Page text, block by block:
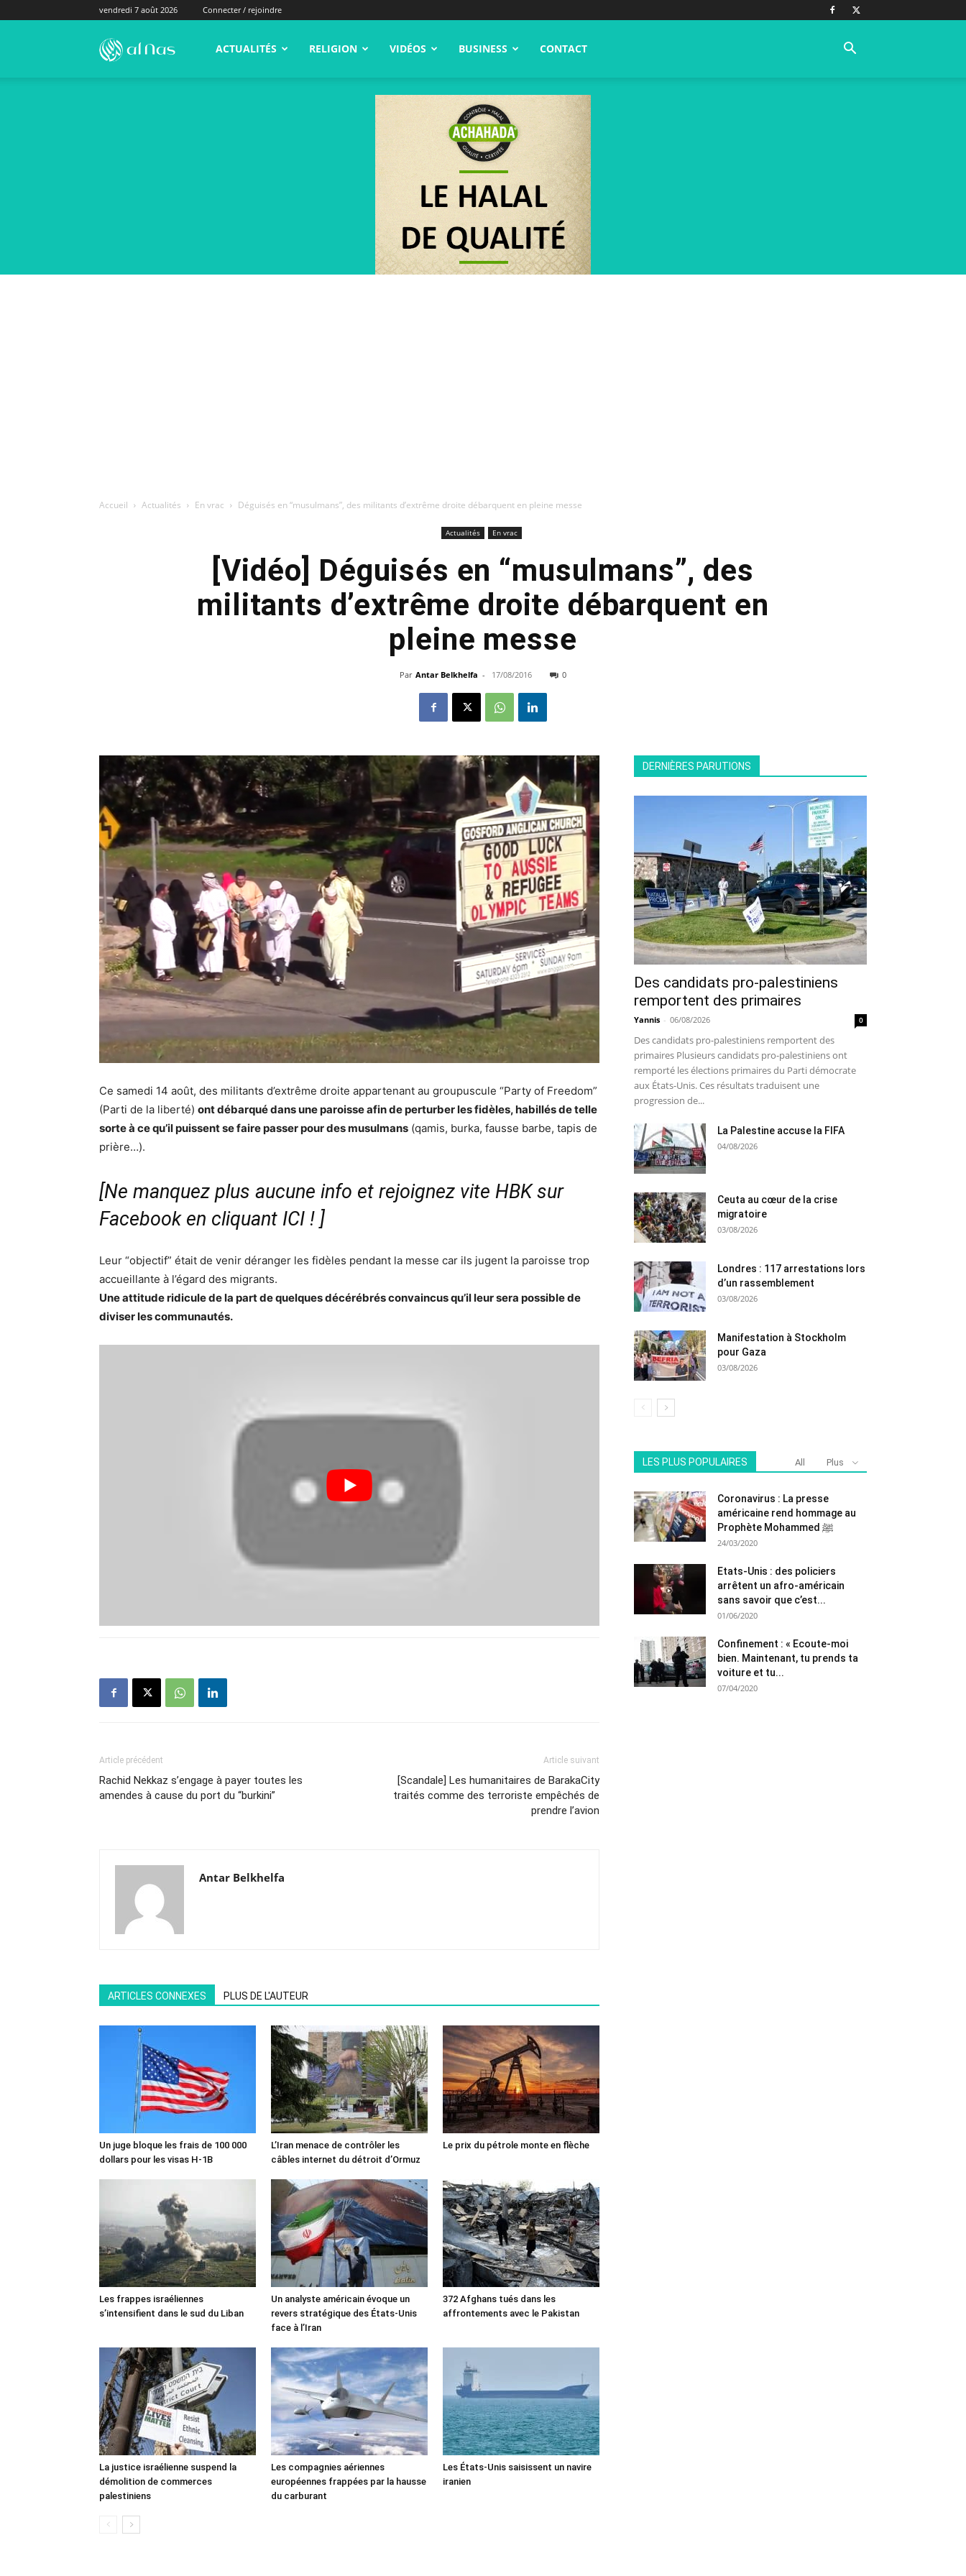
vendredi 7 août 2026 Connecter / rejoindre
alNas.fr ACTUALITÉS RELIGION VIDÉOS BUSINESS CONTACT
Accueil Actualités En vrac Déguisés en “musulmans”, des militants d’extrême droite débarquent en pleine messe
Actualités En vrac
[Vidéo] Déguisés en “musulmans”, des
militants d’extrême droite débarquent en
pleine messe
Par Antar Belkhelfa - 17/08/2016 0
Ce samedi 14 août, des militants d’extrême droite appartenant au groupuscule “Party of Freedom”
(Parti de la liberté) ont débarqué dans une paroisse afin de perturber les fidèles, habillés de telle
sorte à ce qu’il puissent se faire passer pour des musulmans (qamis, burka, fausse barbe, tapis de
prière…).
[Ne manquez plus aucune info et rejoignez vite HBK sur
Facebook en cliquant ICI ! ]
Leur “objectif” était de venir déranger les fidèles pendant la messe car ils jugent la paroisse trop
accueillante à l’égard des migrants.
Une attitude ridicule de la part de quelques décérébrés convaincus qu’il leur sera possible de
diviser les communautés.
Article précédent
Rachid Nekkaz s’engage à payer toutes les
amendes à cause du port du “burkini”
Article suivant
[Scandale] Les humanitaires de BarakaCity
traités comme des terroriste empêchés de
prendre l’avion
Antar Belkhelfa
ARTICLES CONNEXES PLUS DE L'AUTEUR
Un juge bloque les frais de 100 000
dollars pour les visas H-1B
L’Iran menace de contrôler les
câbles internet du détroit d’Ormuz
Le prix du pétrole monte en flèche
Les frappes israéliennes
s’intensifient dans le sud du Liban
Un analyste américain évoque un
revers stratégique des États-Unis
face à l’Iran
372 Afghans tués dans les
affrontements avec le Pakistan
La justice israélienne suspend la
démolition de commerces
palestiniens
Les compagnies aériennes
européennes frappées par la hausse
du carburant
Les États-Unis saisissent un navire
iranien
DERNIÈRES PARUTIONS
Des candidats pro-palestiniens
remportent des primaires
Yannis - 06/08/2026 0
Des candidats pro-palestiniens remportent des
primaires Plusieurs candidats pro-palestiniens ont
remporté les élections primaires du Parti démocrate
aux États-Unis. Ces résultats traduisent une
progression de...
La Palestine accuse la FIFA
04/08/2026
Ceuta au cœur de la crise
migratoire
03/08/2026
Londres : 117 arrestations lors
d’un rassemblement
03/08/2026
Manifestation à Stockholm
pour Gaza
03/08/2026
LES PLUS POPULAIRES All Plus
Coronavirus : La presse
américaine rend hommage au
Prophète Mohammed ﷺ
24/03/2020
Etats-Unis : des policiers
arrêtent un afro-américain
sans savoir que c’est...
01/06/2020
Confinement : « Ecoute-moi
bien. Maintenant, tu prends ta
voiture et tu...
07/04/2020